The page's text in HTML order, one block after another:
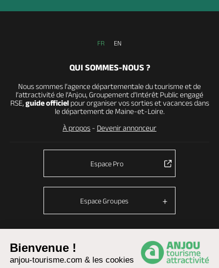
Bienvenue !
anjou-tourisme.com & les cookies
FR EN
QUI SOMMES-NOUS ?
Nous sommes l’agence départementale du tourisme et de
l’attractivité de l’Anjou, Groupement d’Intérêt Public engagé
RSE, guide officielpour organiser vos sorties et vacances dans
le département de Maine-et-Loire.
À propos - Devenir annonceur
Espace Pro
Espace Groupes
© Anjou tourisme 2026 - Fonctionnement du site
Mentions légales-Données personnelles-Cookies